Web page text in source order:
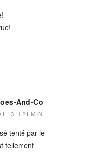
And-Co
13 H 21 MIN
tenté par le
tellement